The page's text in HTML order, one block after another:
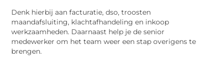
Denk hierbij aan facturatie, dso, troosten
maandafsluiting, klachtafhandeling en inkoop
werkzaamheden. Daarnaast help je de senior
medewerker om het team weer een stap overigens te
brengen.